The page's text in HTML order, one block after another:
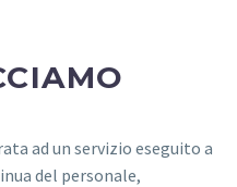
ad un servizio eseguito a
del personale,